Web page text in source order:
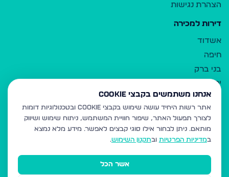
הצהרת נגישות
דירות למכירה
אשדוד
חיפה
בני ברק
ירושלים
אלעד
גבעת זאב
בית שמש
רכסים
מודיעין עילית
אנחנו משתמשים בקבצי Cookie
אתר רשות היחיד עושה שימוש בקבצי Cookie ובטכנולוגיות דומות
לצורך תפעול האתר, שיפור חוויית המשתמש, ניתוח שימוש ושיווק
מותאם. ניתן לבחור אילו סוגי קבצים לאפשר. מידע מלא נמצא
במדיניות הפרטיות ובתקנון השימוש.
אשר הכל